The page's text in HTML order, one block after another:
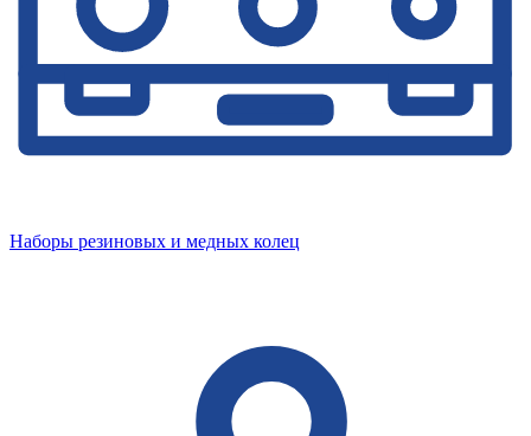
Наборы резиновых и медных колец